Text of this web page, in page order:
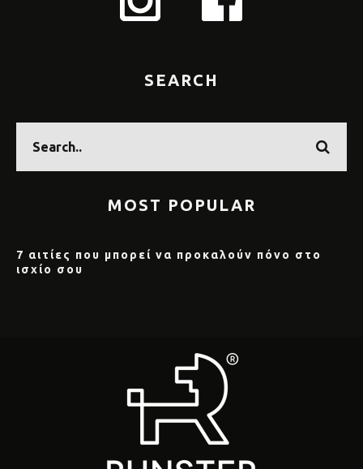
SEARCH
MOST POPULAR
7 αιτίες που μπορεί να προκαλούν πόνο στο
ισχίο σου